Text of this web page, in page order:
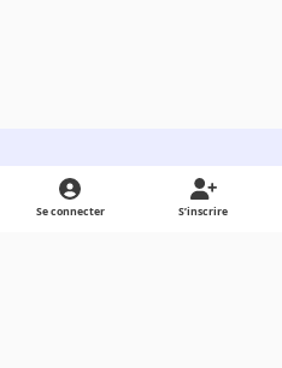
Light ModeDark ModeSystem Preference
Se connecter S’inscrire